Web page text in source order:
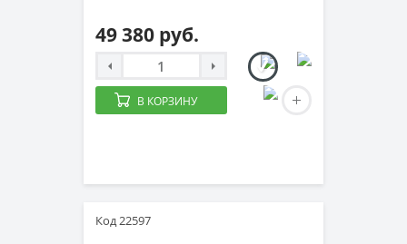
49 380 руб.
В КОРЗИНУ
Код 22597